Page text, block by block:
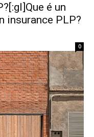
é un
insurance PLP?
0